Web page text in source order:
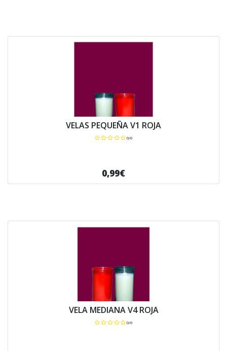
VELAS PEQUEÑA V1 ROJA
0/0
0,99€
VELA MEDIANA V4 ROJA
0/0